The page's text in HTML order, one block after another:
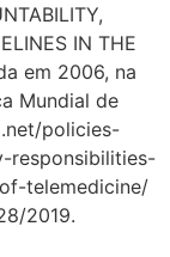
IN THE
em 2006, na
Mundial de
policies-
responsibilities-
telemedicine/
2019.